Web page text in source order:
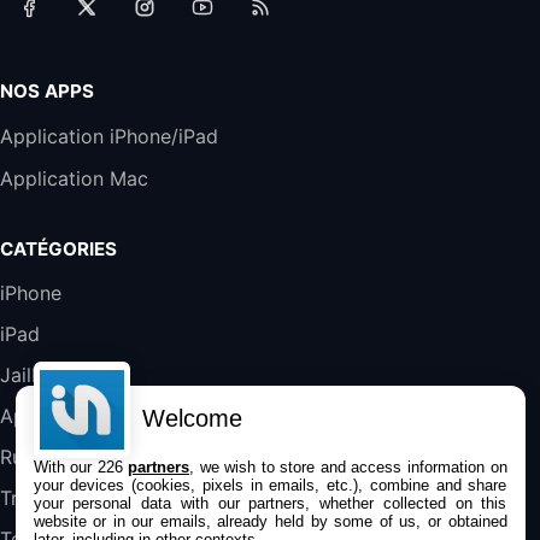
Harman Kardon SoundSticks 5 Haut-Parleur
289,47€
Blanc
357,4€
Jeu FIFA 20 sur PC (code à télécharger)
45,98€57,99€Rue Du Commerce (Vendeur Tiers)
NOS APPS
Application iPhone/iPad
Application Mac
CATÉGORIES
iPhone
iPad
Jailbreak
Applications
Rumeurs
Trucs & astuces
Welcome
With our 226partners , we wish to store and access information on
your devices (cookies, pixels in emails, etc.), combine and share
your personal data with our partners, whether collected on this
website or in our emails, already held by some of us, or obtained